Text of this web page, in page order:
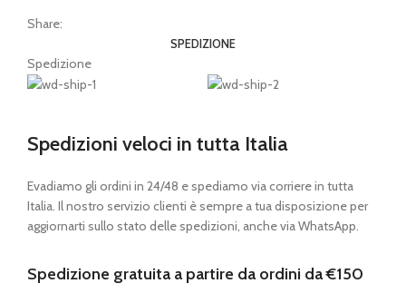
Share:
SPEDIZIONE
Spedizione
Spedizioni veloci in tutta Italia
Evadiamo gli ordini in 24/48 e spediamo via corriere in tutta
Italia. Il nostro servizio clienti è sempre a tua disposizione per
aggiornarti sullo stato delle spedizioni, anche via WhatsApp.
Spedizione gratuita a partire da ordini da €150